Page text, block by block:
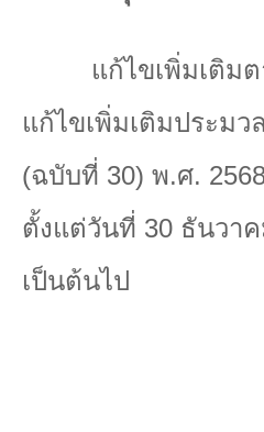
แก้ไขเพิ่มเติม
แก้ไขเพิ่มเติมประม
(ฉบับที่ 30) พ.ศ.
ตั้งแต่วันที่ 30 ธันวา
เป็นต้นไป